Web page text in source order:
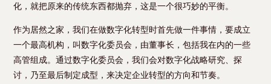
化，就把原来的传统东西都抛弃，这是一个很巧妙的平衡。
作为居然之家，我们在做数字化转型时首先做一件事情，要成立
一个最高机构，叫数字化委员会，由董事长，包括我在内的一些
高管组成。通过数字化委员会，我们会对数字化战略研究、探
讨，乃至最后制定成型，来决定企业转型的方向和节奏。